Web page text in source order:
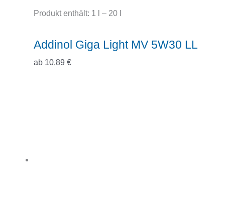
Produkt enthält: 1 – 20
Addinol Giga Light MV 5W30 LL
ab 10,89 €